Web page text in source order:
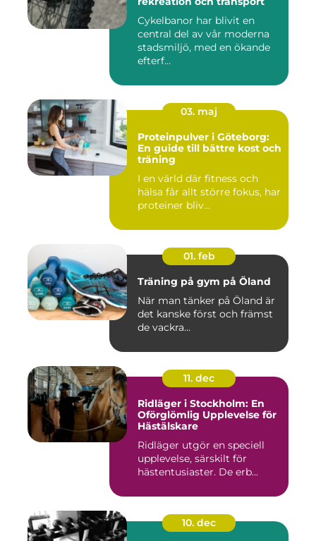
Cykelbanor har blivit en
central del av vår moderna
stadsmiljö, med en ökande
efterf...
03. maj
Proteinpulver i Göteborg:
En guide till bättre kost och
träning
I en värld där fitness och
hälsa får allt större fokus, har
proteiner bliv...
01. feb
Träning på gym på Öland
När man tänker på Öland är
det kanske först och främst
de vackra...
11. dec
Ridläger i Stockholm: En
Oförglömlig Upplevelse för
Hästälskare
Ridläger utgör en speciell
upplevelse, särskilt för
hästentusiaster. De erb...
10. dec